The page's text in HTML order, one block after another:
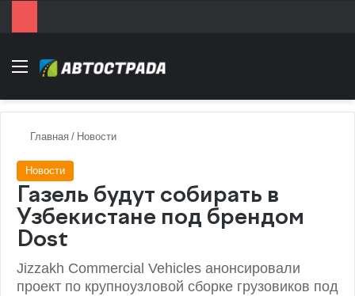
Menu
Главная / Новости
Новости
Газель будут собирать в
Узбекистане под брендом
Dost
Jizzakh Commercial Vehicles анонсировали
проект по крупноузловой сборке грузовиков под